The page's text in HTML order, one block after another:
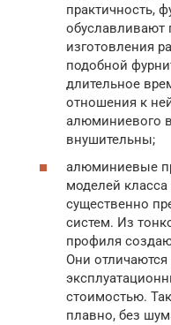
практичность,
изготовления
подобной
длительное
отношения к
алюминиевого
внушительны;
алюминиевые
моделей класса
существенно
систем. Из
профиля
Они
стоимостью.
плавно, без